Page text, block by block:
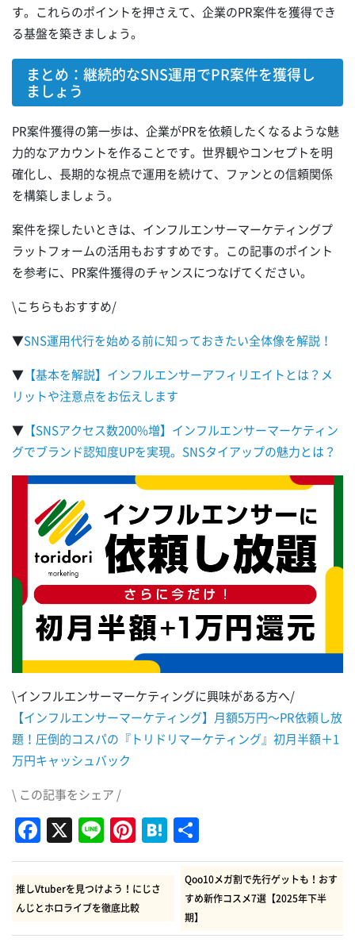
す。これらのポイントを押さえて、企業のPR案件を獲得でき
る基盤を築きましょう。
まとめ：継続的なSNS運用でPR案件を獲得し
ましょう
PR案件獲得の第一歩は、企業がPRを依頼したくなるような魅
力的なアカウントを作ることです。世界観やコンセプトを明
確化し、長期的な視点で運用を続けて、ファンとの信頼関係
を構築しましょう。
案件を探したいときは、インフルエンサーマーケティングプ
ラットフォームの活用もおすすめです。この記事のポイント
を参考に、PR案件獲得のチャンスにつなげてください。
\こちらもおすすめ/
▼SNS運用代行を始める前に知っておきたい全体像を解説！
▼ 【基本を解説】インフルエンサーアフィリエイトとは？メ
リットや注意点をお伝えします
▼ 【SNSアクセス数200%増】インフルエンサーマーケティン
グでブランド認知度UPを実現。SNSタイアップの魅力とは？
\インフルエンサーマーケティングに興味がある方へ/
【インフルエンサーマーケティング】月額5万円～PR依頼し放
題！圧倒的コスパの『トリドリマーケティング』初月半額＋1
万円キャッシュバック
\ この記事をシェア /
Facebook
X LinePinterest
Hatena
有
推しVtuberを見つけよう！にじさ
んじとホロライブを徹底比較
Qoo10メガ割で先行ゲットも！おす
すめ新作コスメ7選【2025年下半
期】